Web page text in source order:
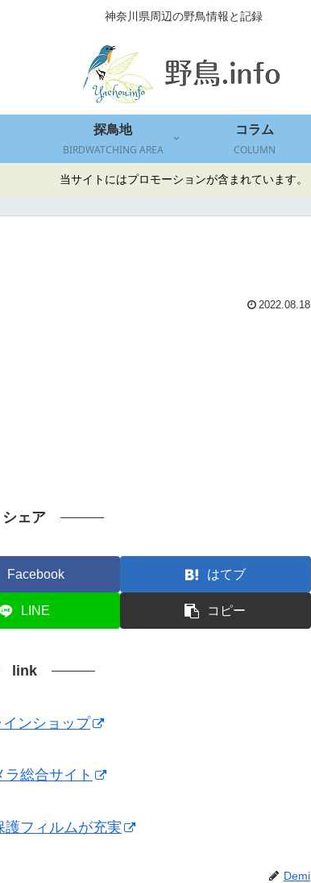
神奈川県周辺の野鳥情報と記録
探鳥地
BIRDWATCHING AREA
コラム
COLUMN
当サイトにはプロモーションが含まれています。
2022.08.18
シェア
Facebook はてブ
LINE コピー
link
ンショップ
総合サイト
フィルムが充実
Demi